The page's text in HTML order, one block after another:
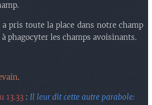
pris toute la place dans notre champ
phagocyter les champs avoisinants.
.
13.33 : Il leur dit cette autre parabole: